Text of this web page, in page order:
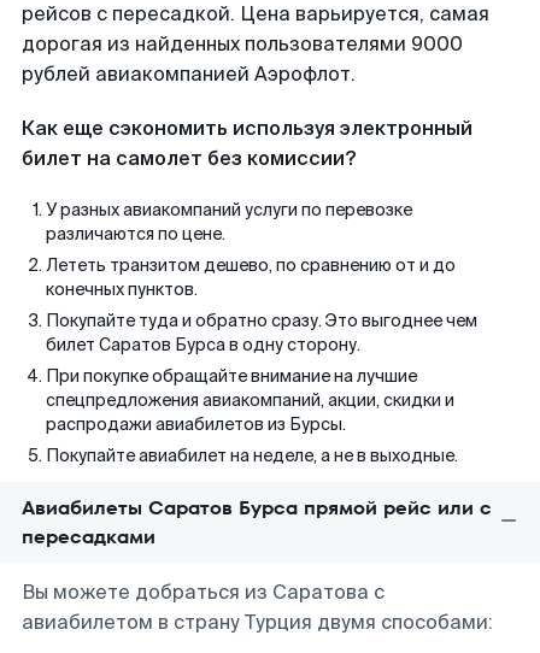
рейсов с пересадкой. Цена варьируется, самая
дорогая из найденных пользователями 9000
рублей авиакомпанией Аэрофлот.
Как еще сэкономить используя электронный
билет на самолет без комиссии?
У разных авиакомпаний услуги по перевозке
различаются по цене.
Лететь транзитом дешево, по сравнению от и до
конечных пунктов.
Покупайте туда и обратно сразу. Это выгоднее чем
билет Саратов Бурса в одну сторону.
При покупке обращайте внимание на лучшие
спецпредложения авиакомпаний, акции, скидки и
распродажи авиабилетов из Бурсы.
Покупайте авиабилет на неделе, а не в выходные.
Авиабилеты Саратов Бурса прямой рейс или с
пересадками
Вы можете добраться из Саратова с
авиабилетом в страну Турция двумя способами: